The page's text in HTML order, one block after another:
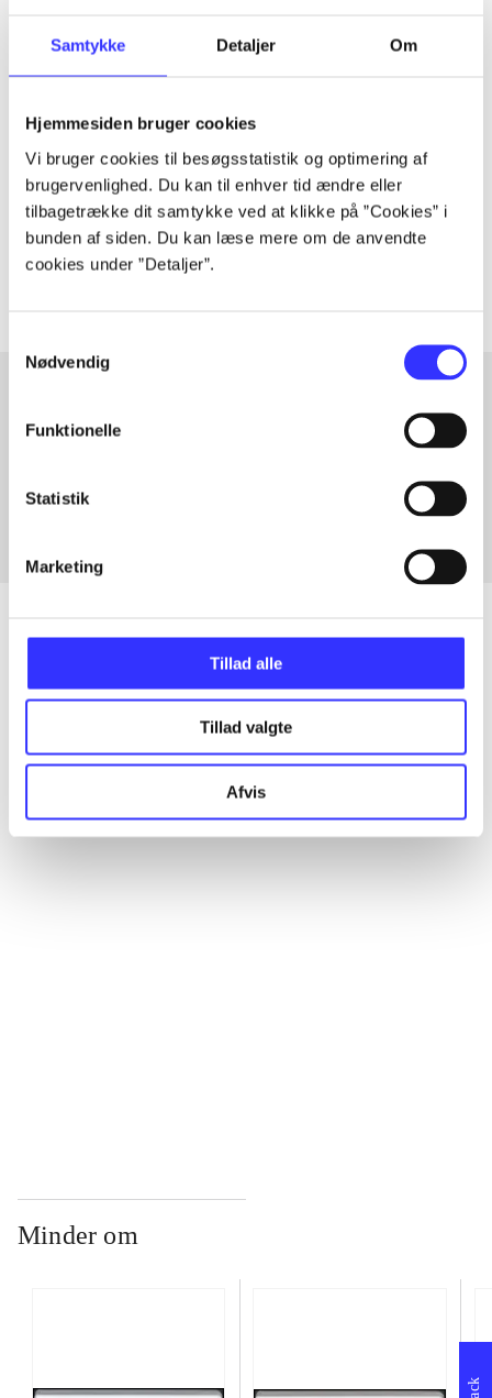
Samtykke Detaljer Om
Hjemmesiden bruger cookies
Vi bruger cookies til besøgsstatistik og optimering af
brugervenlighed. Du kan til enhver tid ændre eller
tilbagetrække dit samtykke ved at klikke på ”Cookies” i
bunden af siden. Du kan læse mere om de anvendte
cookies under ”Detaljer”.
Nødvendig
Funktionelle
Statistik
Marketing
Tillad alle
Tillad valgte
Afvis
Artiklen er en del af
lorem ipsum dolor sit amet ...
Tidsskrift
Artiklerne i handler ofte om
Artikler med samme emner
Artikler
Alle registrerede artikler fordelt på udgivelser
Minder om